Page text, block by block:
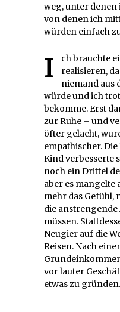
weg, unter denen
von denen ich
würden einfach
Ich brauchte einige Monate, um zu
realisieren,
niemand aus
würde und ich
bekomme. Erst
zur Ruhe – und
öfter gelacht,
empathischer.
Kind verbesserte
noch ein Drittel
aber es mangelte
mehr das Gefühl,
die
müssen.
Neugier auf die
Reisen. Nach
vor lauter
etwas zu gründen.